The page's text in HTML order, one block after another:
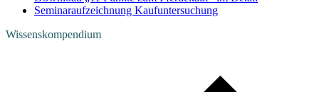
Seminaraufzeichnung Kaufuntersuchung
Wissenskompendium